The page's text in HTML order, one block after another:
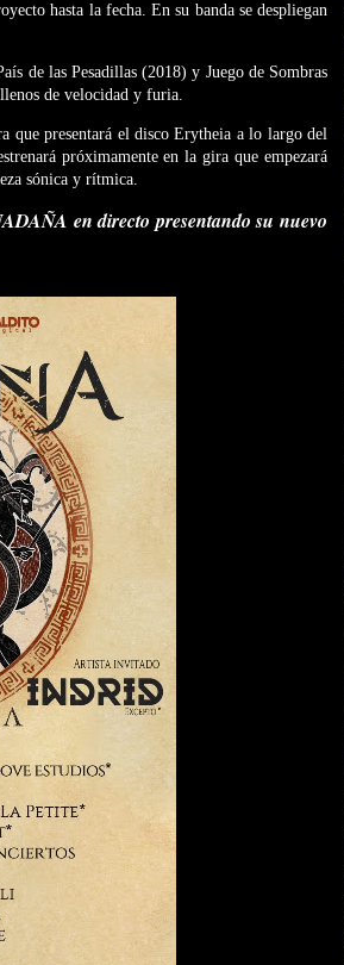
hasta la fecha. En su banda se despliegan
de las Pesadillas (2018) y Juego de Sombras
de velocidad y furia.
que presentará el disco Erytheia a lo largo del
próximamente en la gira que empezará
sónica y rítmica.
en directo presentando su nuevo